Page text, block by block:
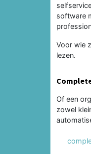
software
Voor wie
lezen.
Of een
zowel